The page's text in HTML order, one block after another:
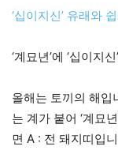
‘십이지신’ 유래와
‘계묘년’에 ‘십이지
올해는 토끼의 해입
는 계가 붙어 ‘계묘
면 A : 전 돼지띠입